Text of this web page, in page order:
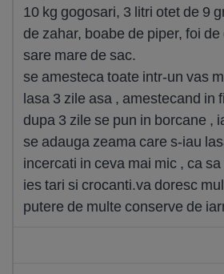
10 kg gogosari, 3 litri otet de 9
de zahar, boabe de piper, foi
sare mare de sac.
se amesteca toate intr-un vas
lasa 3 zile asa , amestecand in
dupa 3 zile se pun in borcane ,
se adauga zeama care s-iau
incercati in ceva mai mic , ca
ies tari si crocanti.va doresc
putere de multe conserve de